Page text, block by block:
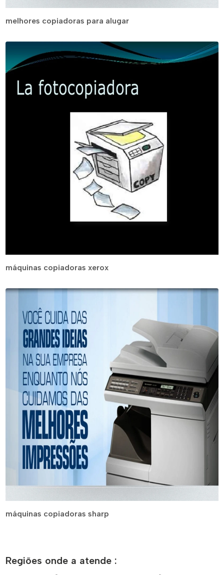
melhores copiadoras para alugar
máquinas copiadoras xerox
máquinas copiadoras sharp
Regiões onde a atende :